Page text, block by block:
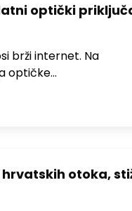
optički
brži internet. Na
optičke…
otoka,